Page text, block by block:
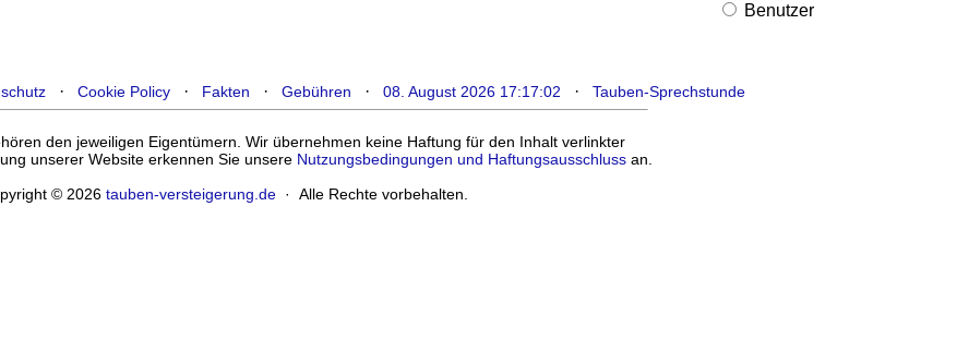
Benutzer
· Cookie Policy· Fakten · Gebühren · 08. August 2026 17:17:02 · Tauben-Sprechstunde
den jeweiligen Eigentümern. Wir übernehmen keine Haftung für den Inhalt verlinkter
unserer Website erkennen Sie unsere Nutzungsbedingungen und Haftungsausschlussan.
© 2026 tauben-versteigerung.de· Alle Rechte vorbehalten.